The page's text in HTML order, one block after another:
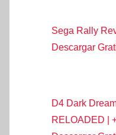
Sega Rally
Descargar
D4 Dark
RELOADED |